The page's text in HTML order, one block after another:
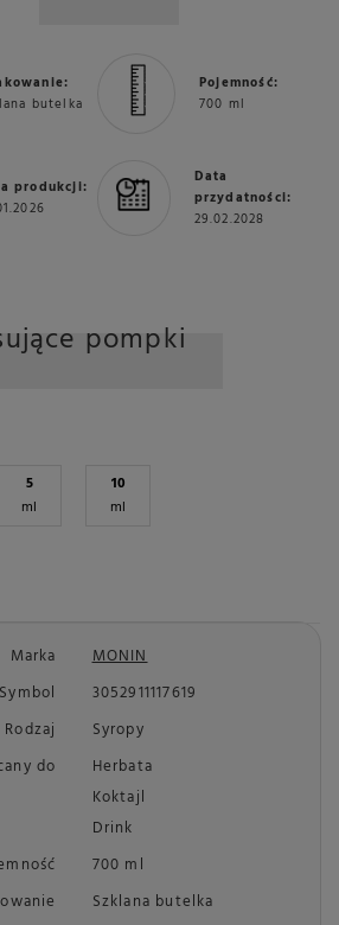
butelka
Pojemność:
700 ml
produkcji:
Data
przydatności:
29.02.2028
pompki
5
ml
10
ml
Marka
MONIN
Symbol
3052911117619
Rodzaj
Syropy
do
Herbata
Koktajl
Drink
700 ml
Szklana butelka